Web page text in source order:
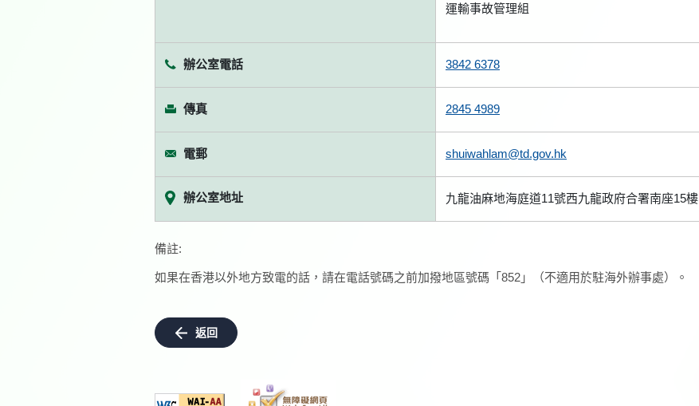
運輸事故管理組
辦公室電話 3842 6378
傳真 2845 4989
電郵 shuiwahlam@td.gov.hk
辦公室地址 九龍油麻地海庭道11號西九龍政府合署南座15樓
備註:
如果在香港以外地方致電的話，請在電話號碼之前加撥地區號碼「852」（不適用於駐海外辦事處）。
返回